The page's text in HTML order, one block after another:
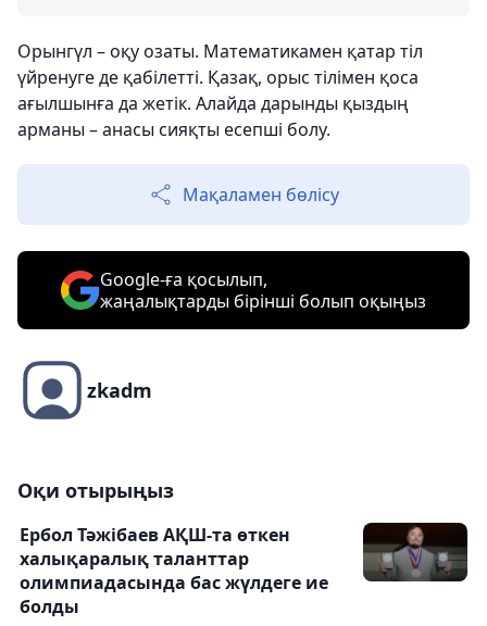
Орынгүл – оқу озаты. Математикамен қатар тіл
үйренуге де қабілетті. Қазақ, орыс тілімен қоса
ағылшынға да жетік. Алайда дарынды қыздың
арманы – анасы сияқты есепші болу.
Мақаламен бөлісу
Google-ға қосылып,
жаңалықтарды бірінші болып оқыңыз
zkadm
Оқи отырыңыз
Ербол Тәжібаев АҚШ-та өткен
халықаралық таланттар
олимпиадасында бас жүлдеге ие
болды